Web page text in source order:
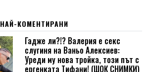
НАЙ-КОМЕНТИРАНИ
Гадже ли?!? Валерия е секс
слугиня на Ваньо Алексиев:
Уреди му нова тройка, този път с
ергенката Тифани! (ШОК СНИМКИ)